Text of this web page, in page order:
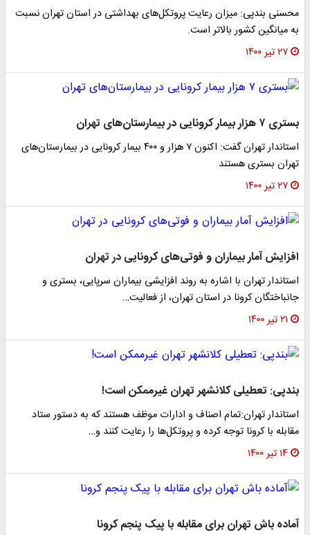
محسنی بندپی: میزان رعایت پروتکل‌های بهداشتی در استان تهران نسبت
به میانگین کشور بالاتر است.
۲۷ تیر ۱۴۰۰
بستری ۷ هزار بیمار کرونایی در بیمارستان‌های تهران
استاندار تهران گفت: اکنون ۷ هزار و ۴۰۰ بیمار کرونایی در بیمارستان‌های
تهران بستری هستند
۲۷ تیر ۱۴۰۰
افزایش آمار بیماران و فوتی‌های کرونایی در تهران
استاندار تهران با اشاره به روند افزایشی بیماران سرپایی، بستری و
جانباختگان کرونا در استان تهران، از فعالیت…
۲۱ تیر ۱۴۰۰
بندپی: تعطیلی کلانشهر تهران غیرممکن است!
استاندار تهران:تمام اصناف و ادارات موظف هستند که به دستور ستاد
مقابله با کرونا توجه کرده و پروتکل‌ها را رعایت کنند و…
۱۴ تیر ۱۴۰۰
آماده باش تهران برای مقابله با پیک پنجم کرونا